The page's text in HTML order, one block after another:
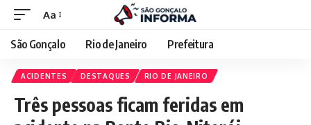
Aa
São Gonçalo Rio de Janeiro Prefeitura
ACIDENTES DESTAQUES RIO DE JANEIRO
Três pessoas ficam feridas em